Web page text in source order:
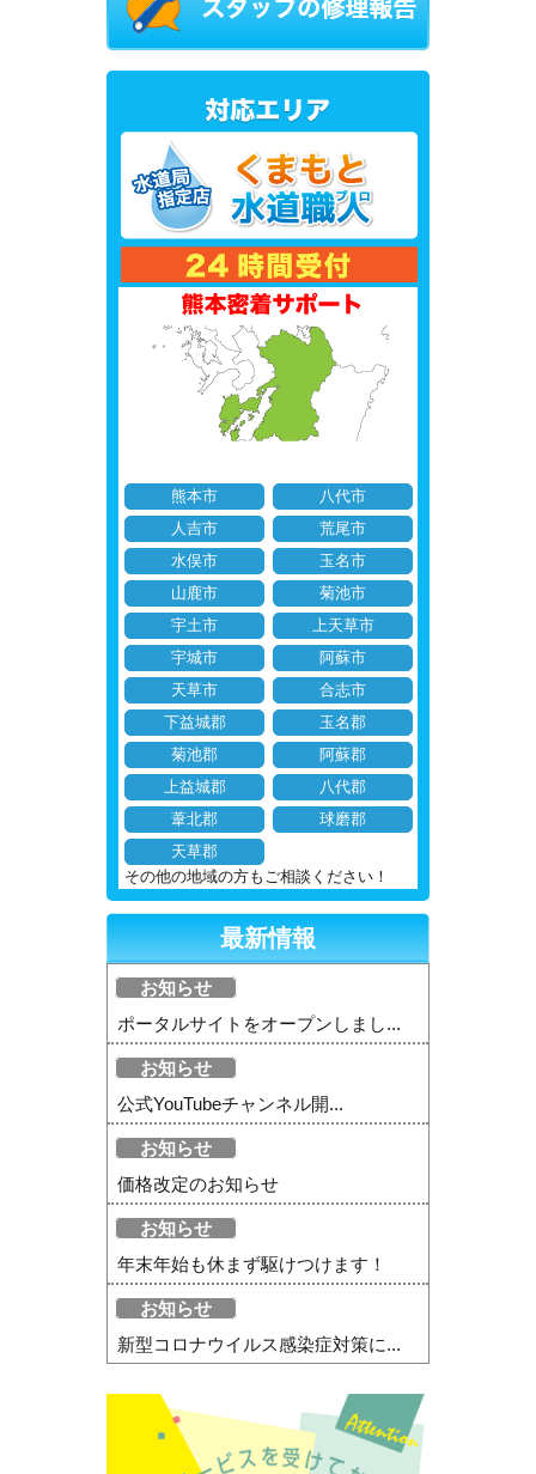
熊本市
八代市
人吉市
荒尾市
水俣市
玉名市
山鹿市
菊池市
宇土市
上天草市
宇城市
阿蘇市
天草市
合志市
下益城郡
玉名郡
菊池郡
阿蘇郡
上益城郡
八代郡
葦北郡
球磨郡
天草郡
その他の地域の方もご相談ください！
最新情報
お知らせ
ポータルサイトをオープンしまし...
お知らせ
公式YouTubeチャンネル開...
お知らせ
価格改定のお知らせ
お知らせ
年末年始も休まず駆けつけます！
お知らせ
新型コロナウイルス感染症対策に...